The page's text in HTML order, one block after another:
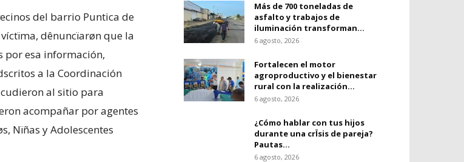
del barrio Puntica de
dênuncïarøn que la
por esa información,
a la Coordinación
al sitio para
acompañar por agentes
Nïñas y Adolescentes
Más de 700 toneladas de
asfalto y trabajos de
iluminación transforman...
6 agosto, 2026
Fortalecen el motor
agroproductivo y el bienestar
rural con la realización...
6 agosto, 2026
¿Cómo hablar con tus hijos
durante una crÏsis de pareja?
Pautas...
6 agosto, 2026